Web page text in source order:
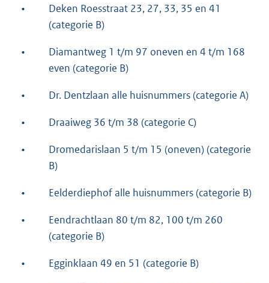
•
Deken Roesstraat 23, 27, 33, 35 en 41
(categorie B)
•
Diamantweg 1 t/m 97 oneven en 4 t/m 168
even (categorie B)
• Dr. Dentzlaan alle huisnummers (categorie A)
• Draaiweg 36 t/m 38 (categorie C)
•
Dromedarislaan 5 t/m 15 (oneven) (categorie
B)
• Eelderdiephof alle huisnummers (categorie B)
•
Eendrachtlaan 80 t/m 82, 100 t/m 260
(categorie B)
• Egginklaan 49 en 51 (categorie B)